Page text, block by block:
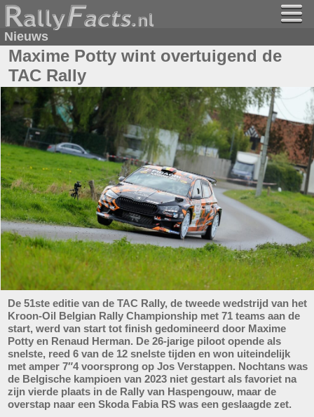
Nieuws
Maxime Potty wint overtuigend de
TAC Rally
De 51ste editie van de TAC Rally, de tweede wedstrijd van het
Kroon-Oil Belgian Rally Championship met 71 teams aan de
start, werd van start tot finish gedomineerd door Maxime
Potty en Renaud Herman. De 26-jarige piloot opende als
snelste, reed 6 van de 12 snelste tijden en won uiteindelijk
met amper 7″4 voorsprong op Jos Verstappen. Nochtans was
de Belgische kampioen van 2023 niet gestart als favoriet na
zijn vierde plaats in de Rally van Haspengouw, maar de
overstap naar een Skoda Fabia RS was een geslaagde zet.